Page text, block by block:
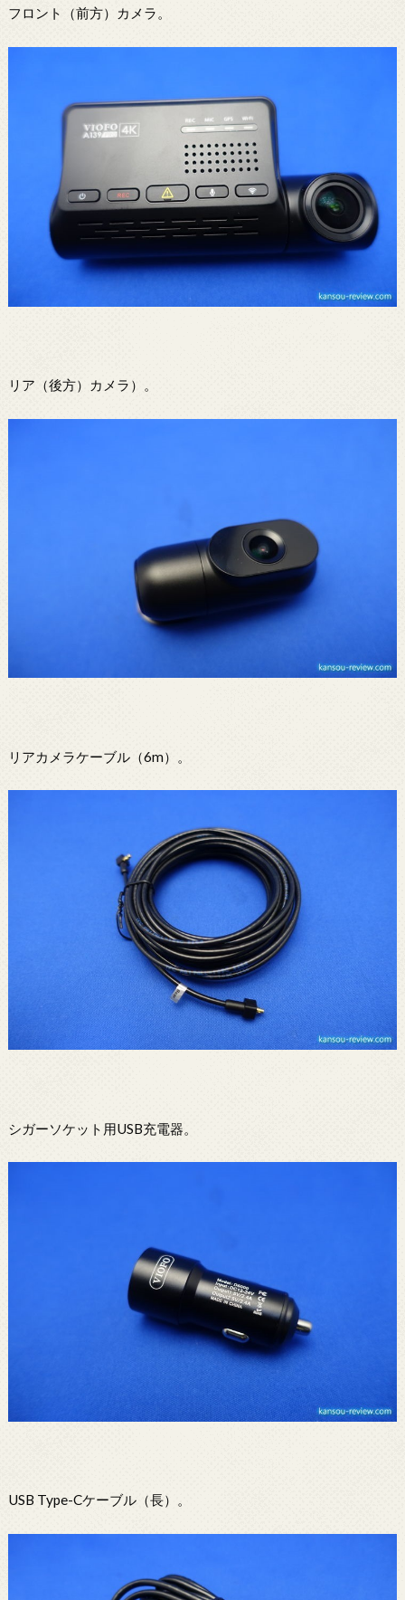
フロント（前方）カメラ。
リア（後方）カメラ）。
リアカメラケーブル（6m）。
シガーソケット用USB充電器。
USB Type-Cケーブル（長）。